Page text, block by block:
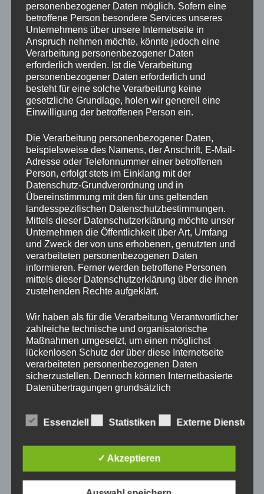
GELÄNDER
Geländerbau
insbesondere solche mit Glaselementen, die häufig
in Stiegenaufgängen und auf Terrassen verwendet
werden. Die Kombination aus Edelstahl und Glas
bietet eine moderne Ästhetik und Sicherheit. Es
werden mehrfach Edelstahlgeländer in
verschiedenen Anwendungen erwähnt.
personenbezogener Daten möglich. Sofern eine
betroffene Person besondere Services unseres
Unternehmens über unsere Internetseite in
Anspruch nehmen möchte, könnte jedoch eine
Verarbeitung personenbezogener Daten
erforderlich werden. Ist die Verarbeitung
personenbezogener Daten erforderlich und
besteht für eine solche Verarbeitung keine
gesetzliche Grundlage, holen wir generell eine
Einwilligung der betroffenen Person ein.
Die Verarbeitung personenbezogener Daten,
beispielsweise des Namens, der Anschrift, E-Mail-
Adresse oder Telefonnummer einer betroffenen
Person, erfolgt stets im Einklang mit der
Datenschutz-Grundverordnung und in
Übereinstimmung mit den für uns geltenden
landesspezifischen Datenschutzbestimmungen.
Mittels dieser Datenschutzerklärung möchte unser
Unternehmen die Öffentlichkeit über Art, Umfang
und Zweck der von uns erhobenen, genutzten und
verarbeiteten personenbezogenen Daten
informieren. Ferner werden betroffene Personen
mittels dieser Datenschutzerklärung über die ihnen
zustehenden Rechte aufgeklärt.
Wir haben als für die Verarbeitung Verantwortlicher
zahlreiche technische und organisatorische
Maßnahmen umgesetzt, um einen möglichst
lückenlosen Schutz der über diese Internetseite
verarbeiteten personenbezogenen Daten
sicherzustellen. Dennoch können Internetbasierte
Datenübertragungen grundsätzlich
diesem Grund steht es jeder betroffenen Person
alternativen Wegen, beispielsweise telefonisch, an
uns zu übermitteln.
Begriffsbestimmungen
Essenziell Statistiken Externe Dienste
✓ Akzeptieren